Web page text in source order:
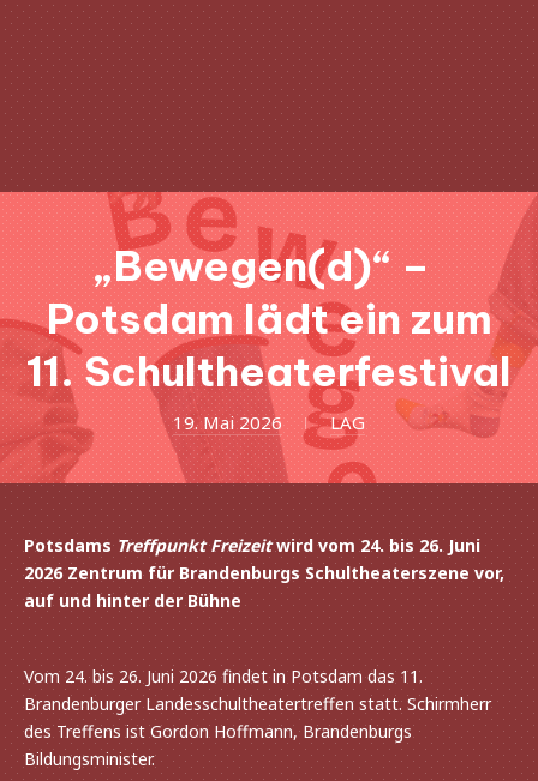
„Bewegen(d)“ –
Potsdam lädt ein zum
11. Schultheaterfestival
19. Mai 20261.
Juli
2026
LAG
Potsdams Treffpunkt Freizeitwird vom 24. bis 26. Juni
2026 Zentrum für Brandenburgs Schultheaterszene vor,
auf und hinter der Bühne
Vom 24. bis 26. Juni 2026 findet in Potsdam das 11.
Brandenburger Landesschultheatertreffen statt. Schirmherr
des Treffens ist Gordon Hoffmann, Brandenburgs
Bildungsminister.